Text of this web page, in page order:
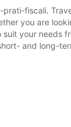
prati-fiscali.
you are
your needs
and long-